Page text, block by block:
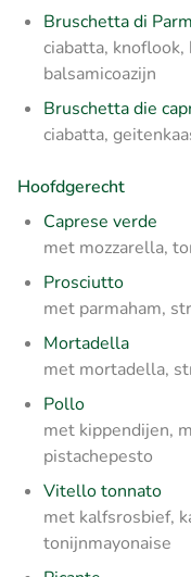
Bruschetta di
ciabatta, knoflook,
balsamicoazijn
Bruschetta die
ciabatta,
Hoofdgerecht
Caprese verde
met mozzarella,
Prosciutto
met parmaham,
Mortadella
met mortadella,
Pollo
met kippendijen,
pistachepesto
Vitello tonnato
met kalfsrosbief,
tonijnmayonaise